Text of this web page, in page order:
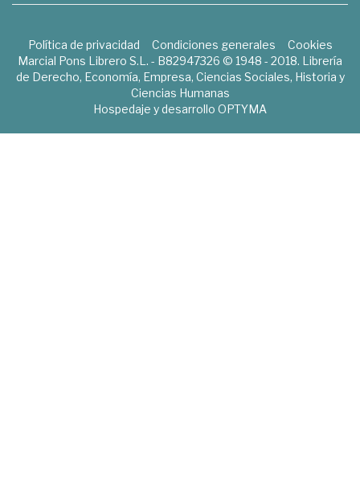
Política de privacidad Condiciones generales
Cookies
Marcial Pons Librero S.L. - B82947326 © 1948 - 2018. Librería
de Derecho, Economía, Empresa, Ciencias Sociales, Historia y
Ciencias Humanas
Hospedaje y desarrollo OPTYMA